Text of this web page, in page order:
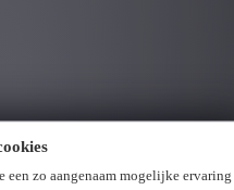
een zo aangenaam mogelijke ervaring